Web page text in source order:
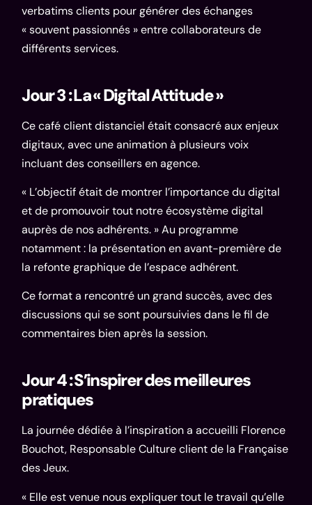
verbatims clients pour générer des échanges
« souvent passionnés » entre collaborateurs de
différents services.
Jour 3 : La « Digital Attitude »
Ce café client distanciel était consacré aux enjeux
digitaux, avec une animation à plusieurs voix
incluant des conseillers en agence.
« L’objectif était de montrer l’importance du digital
et de promouvoir tout notre écosystème digital
auprès de nos adhérents. » Au programme
notamment : la présentation en avant-première de
la refonte graphique de l’espace adhérent.
Ce format a rencontré un grand succès, avec des
discussions qui se sont poursuivies dans le fil de
commentaires bien après la session.
Jour 4 : S’inspirer des meilleures
pratiques
La journée dédiée à l’inspiration a accueilli Florence
Bouchot, Responsable Culture client de la Française
des Jeux.
« Elle est venue nous expliquer tout le travail qu’elle